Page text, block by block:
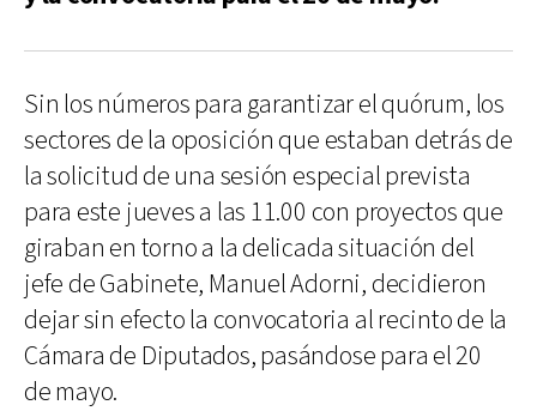
Sin los números para garantizar el quórum, los
sectores de la oposición que estaban detrás de
la solicitud de una sesión especial prevista
para este jueves a las 11.00 con proyectos que
giraban en torno a la delicada situación del
jefe de Gabinete, Manuel Adorni, decidieron
dejar sin efecto la convocatoria al recinto de la
Cámara de Diputados, pasándose para el 20
de mayo.